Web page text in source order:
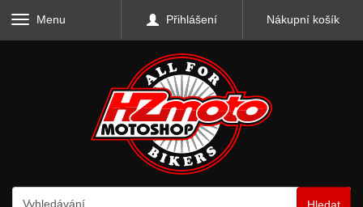
Menu Přihlášení Nákupní košík